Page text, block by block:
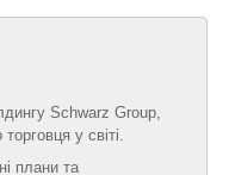
Schwarz Group,
у світі.
плани та